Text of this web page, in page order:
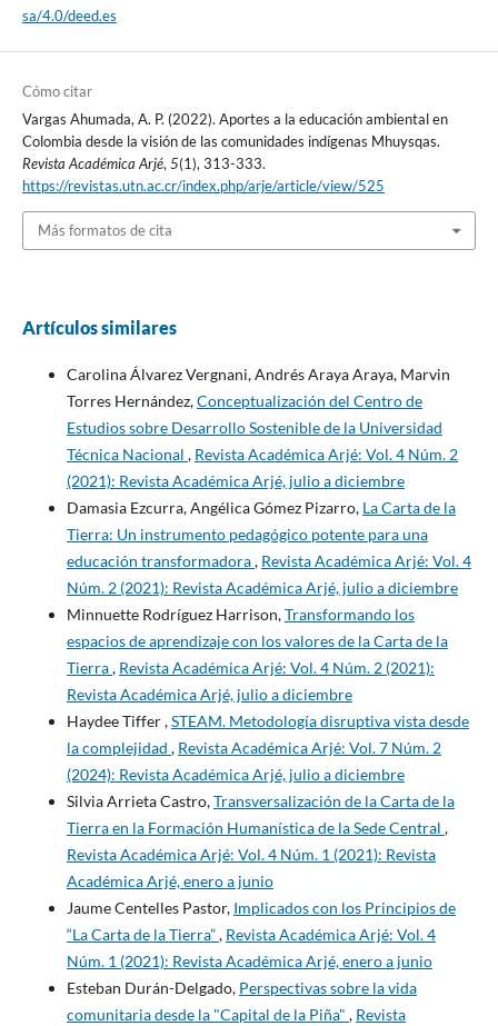
sa/4.0/deed.es
Cómo citar
Vargas Ahumada, A. P. (2022). Aportes a la educación ambiental en
Colombia desde la visión de las comunidades indígenas Mhuysqas.
Revista Académica Arjé, 5(1), 313-333.
https://revistas.utn.ac.cr/index.php/arje/article/view/525
Más formatos de cita
Artículos similares
Carolina Álvarez Vergnani, Andrés Araya Araya, Marvin
Torres Hernández,Conceptualización del Centro de
Estudios sobre Desarrollo Sostenible de la Universidad
Técnica Nacional , Revista Académica Arjé: Vol. 4 Núm. 2
(2021): Revista Académica Arjé, julio a diciembre
Damasia Ezcurra, Angélica Gómez Pizarro, La Carta de la
Tierra: Un instrumento pedagógico potente para una
educación transformadora, Revista Académica Arjé: Vol. 4
Núm. 2 (2021): Revista Académica Arjé, julio a diciembre
Minnuette Rodríguez Harrison,Transformando los
espacios de aprendizaje con los valores de la Carta de la
Tierra, Revista Académica Arjé: Vol. 4 Núm. 2 (2021):
Revista Académica Arjé, julio a diciembre
Haydee Tiffer ,STEAM. Metodología disruptiva vista desde
la complejidad , Revista Académica Arjé: Vol. 7 Núm. 2
(2024): Revista Académica Arjé, julio a diciembre
Silvia Arrieta Castro,Transversalización de la Carta de la
Tierra en la Formación Humanística de la Sede Central ,
Revista Académica Arjé: Vol. 4 Núm. 1 (2021): Revista
Académica Arjé, enero a junio
Jaume Centelles Pastor, Implicados con los Principios de
“La Carta de la Tierra”, Revista Académica Arjé: Vol. 4
Núm. 1 (2021): Revista Académica Arjé, enero a junio
Esteban Durán-Delgado, Perspectivas sobre la vida
comunitaria desde la "Capital de la Piña" , Revista